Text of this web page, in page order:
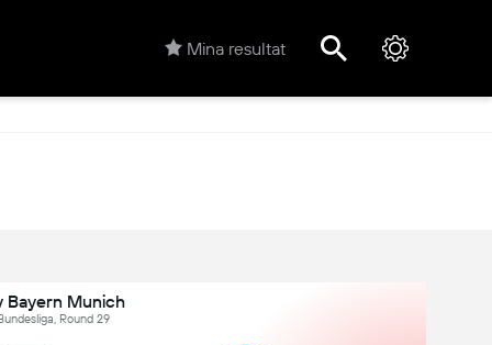
Mina resultat
Bayern Munich
Round 29